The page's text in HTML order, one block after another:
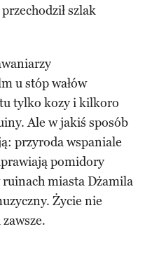
szlak
u stóp wałów
tylko kozy i kilkoro
Ale w jakiś sposób
przyroda wspaniale
pomidory
miasta Dżamila
Życie nie
.